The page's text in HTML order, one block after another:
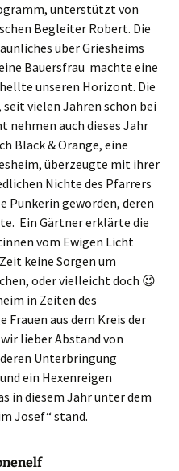
unterstützt von
Begleiter Robert. Die
über Griesheims
Bauersfrau machte eine
unseren Horizont. Die
vielen Jahren schon bei
nehmen auch dieses Jahr
Black & Orange, eine
überzeugte mit ihrer
Nichte des Pfarrers
Punkerin geworden, deren
Ein Gärtner erklärte die
vom Ewigen Licht
keine Sorgen um
oder vielleicht doch 😉
in Zeiten des
aus dem Kreis der
lieber Abstand von
Unterbringung
ein Hexenreigen
in diesem Jahr unter dem
Josef“ stand.